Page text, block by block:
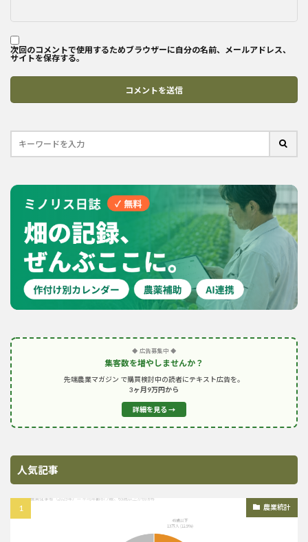
次回のコメントで使用するためブラウザーに自分の名前、メールアドレス、
サイトを保存する。
◆ 広告募集中 ◆
集客数を増やしませんか？
先端農業マガジン で購買検討中の読者にテキスト広告を。
3ヶ月9万円から
詳細を見る →
人気記事
農業統計